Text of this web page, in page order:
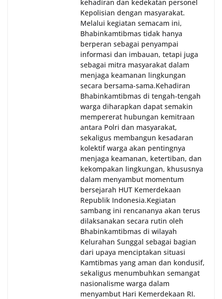
kehadiran dan kedekatan personel
Kepolisian dengan masyarakat.
Melalui kegiatan semacam ini,
Bhabinkamtibmas tidak hanya
berperan sebagai penyampai
informasi dan imbauan, tetapi juga
sebagai mitra masyarakat dalam
menjaga keamanan lingkungan
secara bersama-sama.‎‎Kehadiran
Bhabinkamtibmas di tengah-tengah
warga diharapkan dapat semakin
mempererat hubungan kemitraan
antara Polri dan masyarakat,
sekaligus membangun kesadaran
kolektif warga akan pentingnya
menjaga keamanan, ketertiban, dan
kekompakan lingkungan, khususnya
dalam menyambut momentum
bersejarah HUT Kemerdekaan
Republik Indonesia.‎Kegiatan
sambang ini rencananya akan terus
dilaksanakan secara rutin oleh
Bhabinkamtibmas di wilayah
Kelurahan Sunggal sebagai bagian
dari upaya menciptakan situasi
Kamtibmas yang aman dan kondusif,
sekaligus menumbuhkan semangat
nasionalisme warga dalam
menyambut Hari Kemerdekaan RI.